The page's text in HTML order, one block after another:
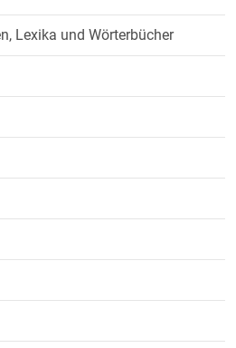
Lexika und Wörterbücher